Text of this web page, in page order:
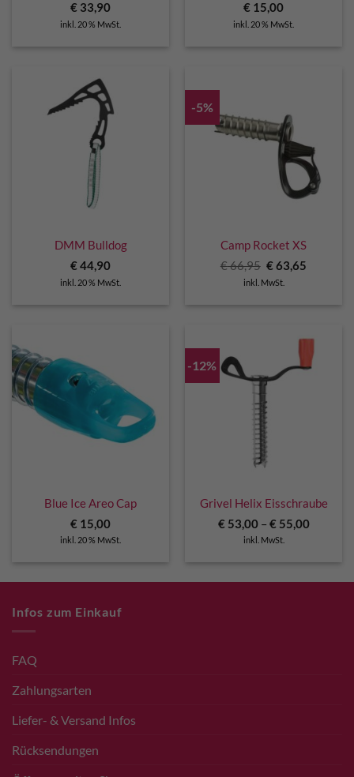
€ 33,90
inkl. 20 % MwSt.
€ 15,00
inkl. 20 % MwSt.
DMM Bulldog
€44,90
inkl. 20 % MwSt.
-5%
Camp Rocket XS
€66,95 Ursprünglicher
Preis
war:
€63,65
inkl. MwSt.
Blue Ice Areo Cap
€ 15,00
inkl. 20 % MwSt.
-12%
Grivel Helix Eisschraube
€53,00– €55,00
inkl. MwSt.
Infos zum Einkauf
FAQ
Zahlungsarten
Liefer- & Versand Infos
Rücksendungen